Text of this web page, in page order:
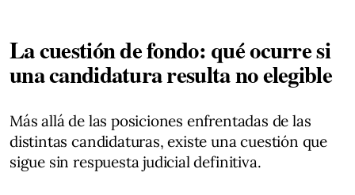
La cuestión de fondo: qué ocurre si
una candidatura resulta no elegible
Más allá de las posiciones enfrentadas de las
distintas candidaturas, existe una cuestión que
sigue sin respuesta judicial definitiva.